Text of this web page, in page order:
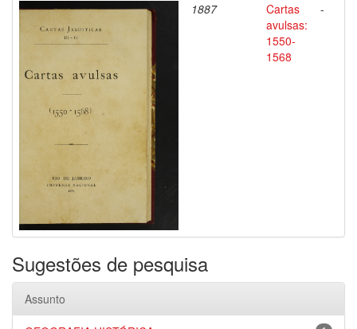
1887
Cartas
avulsas:
1550-
1568
-
Sugestões de pesquisa
Assunto